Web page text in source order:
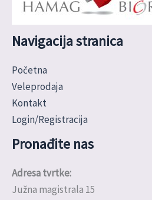
Navigacija stranica
Početna
Veleprodaja
Kontakt
Login/Registracija
Pronađite nas
Adresa tvrtke:
Južna magistrala 15